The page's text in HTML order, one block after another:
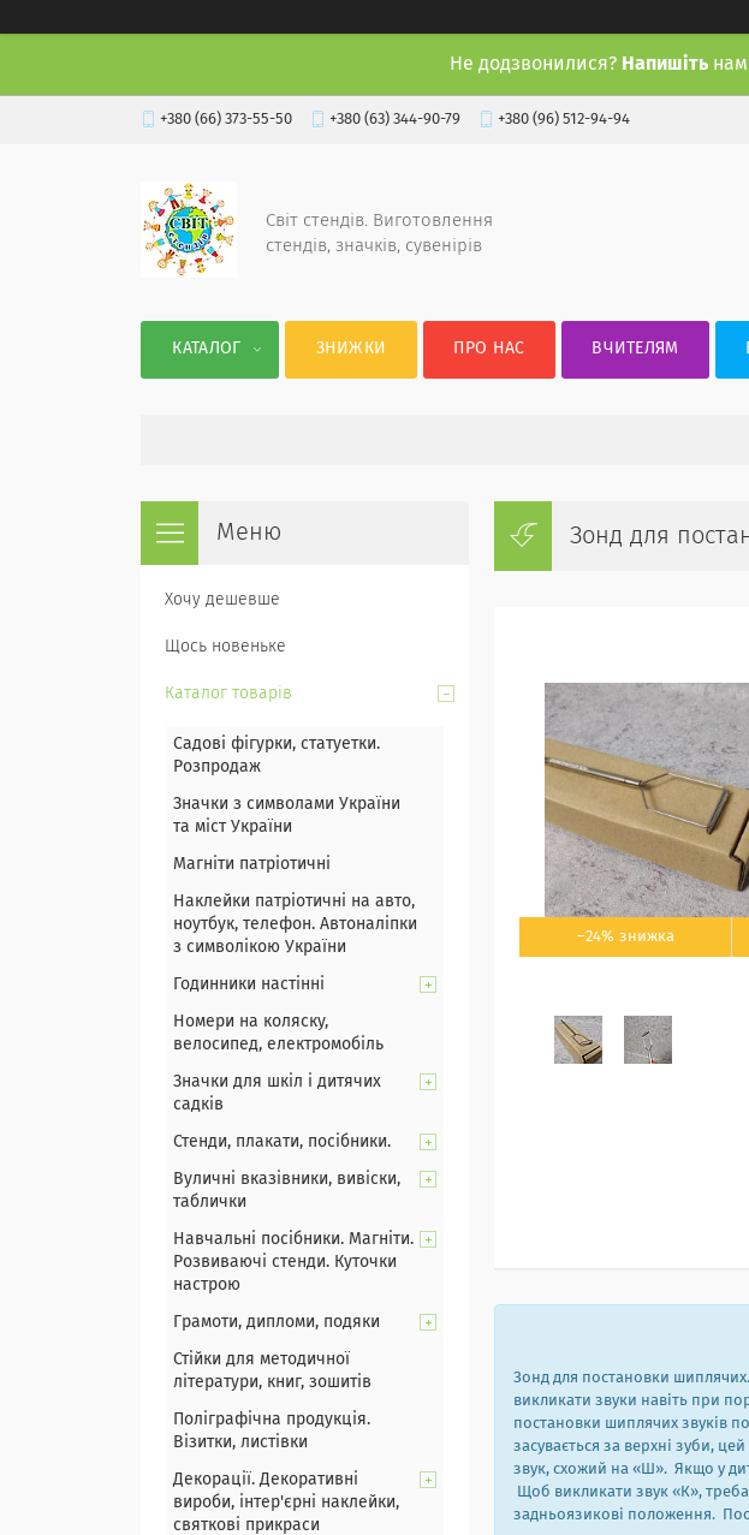
Не додзвонилися? Напишіть
+380 (66) 373-55-50 +380 (63) 344-90-79 +380 (96) 512-94-94
Світ стендів. Виготовлення
стендів, значків, сувенірів
КАТАЛОГ ЗНИЖКИ ПРО НАС ВЧИТЕЛЯМ
Зонд для
–24%
Зонд для постановки
викликати звуки навіть при
постановки шиплячих звуків
засувається за верхні зуби,
звук, схожий на «Ш». Якщо у
Щоб викликати звук «К»,
задньоязикові положення.
Хочу дешевше
Щось новеньке
Каталог товарів
Садові фігурки, статуетки.
Розпродаж
Значки з символами України
та міст України
Магніти патріотичні
Наклейки патріотичні на авто,
ноутбук, телефон. Автоналіпки
з символікою України
Годинники настінні
Номери на коляску,
велосипед, електромобіль
Значки для шкіл і дитячих
садків
Стенди, плакати, посібники.
Вуличні вказівники, вивіски,
таблички
Навчальні посібники. Магніти.
Розвиваючі стенди. Куточки
настрою
Грамоти, дипломи, подяки
Стійки для методичної
літератури, книг, зошитів
Поліграфічна продукція.
Візитки, листівки
Декорації. Декоративні
вироби, інтер'єрні наклейки,
святкові прикраси